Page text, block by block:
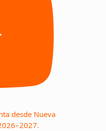
desde Nueva